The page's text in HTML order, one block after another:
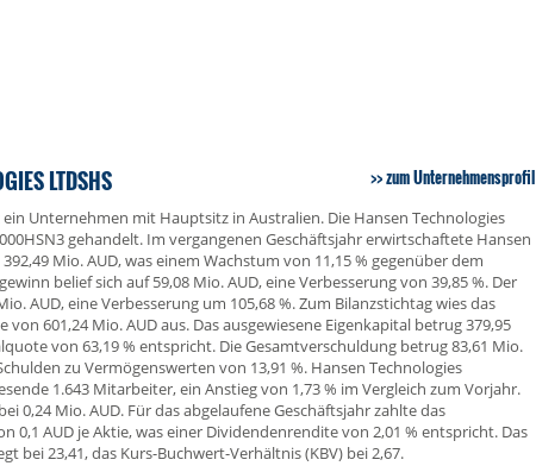
LTDSHS zum Unternehmensprofil
Unternehmen mit Hauptsitz in Australien. Die Hansen Technologies
gehandelt. Im vergangenen Geschäftsjahr erwirtschaftete Hansen
Mio. AUD, was einem Wachstum von 11,15 % gegenüber dem
belief sich auf 59,08 Mio. AUD, eine Verbesserung von 39,85 %. Der
AUD, eine Verbesserung um 105,68 %. Zum Bilanzstichtag wies das
601,24 Mio. AUD aus. Das ausgewiesene Eigenkapital betrug 379,95
von 63,19 % entspricht. Die Gesamtverschuldung betrug 83,61 Mio.
zu Vermögenswerten von 13,91 %. Hansen Technologies
1.643 Mitarbeiter, ein Anstieg von 1,73 % im Vergleich zum Vorjahr.
0,24 Mio. AUD. Für das abgelaufene Geschäftsjahr zahlte das
0,1 AUD je Aktie, was einer Dividendenrendite von 2,01 % entspricht. Das
bei 23,41, das Kurs-Buchwert-Verhältnis (KBV) bei 2,67.